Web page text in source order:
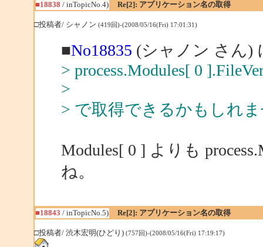
■18838 / inTopicNo.4) Re[2]: アプリケーション名の取得
□投稿者/ シャノン(419回)-(2008/05/16(Fri) 17:01:31)
■No18835 (シャノン さん)
> process.Modules[ 0
>
> で取得できるかもしれ
Modules[ 0 ] よりも
ね。
■18843 / inTopicNo.5) Re[2]: アプリケーション名の取得
□投稿者/ 渋木宏明(ひどり)(757回)-(2008/05/16(Fri) 17:19:17)